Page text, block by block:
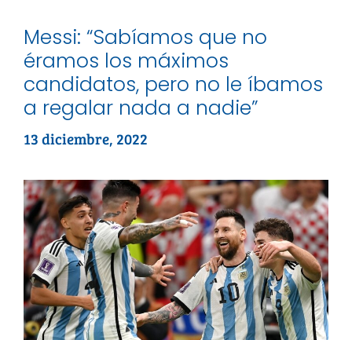
Messi: “Sabíamos que no
éramos los máximos
candidatos, pero no le íbamos
a regalar nada a nadie”
13 diciembre, 2022